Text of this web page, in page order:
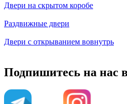
Двери на скрытом коробе
Раздвижные двери
Двери с открыванием вовнутрь
Подпишитесь на нас